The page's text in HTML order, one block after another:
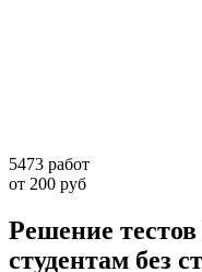
5473 работ
от 200 руб
Решение
студентам без